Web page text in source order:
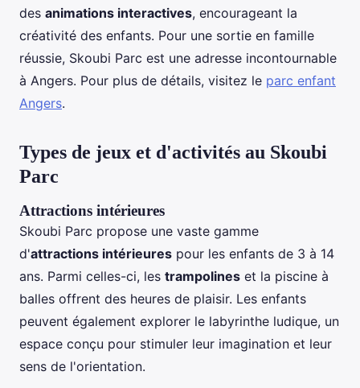
des animations interactives, encourageant la
créativité des enfants. Pour une sortie en famille
réussie, Skoubi Parc est une adresse incontournable
à Angers. Pour plus de détails, visitez le parc enfant
Angers.
Types de jeux et d'activités au Skoubi
Parc
Attractions intérieures
Skoubi Parc propose une vaste gamme
d'attractions intérieures pour les enfants de 3 à 14
ans. Parmi celles-ci, les trampolines et la piscine à
balles offrent des heures de plaisir. Les enfants
peuvent également explorer le labyrinthe ludique, un
espace conçu pour stimuler leur imagination et leur
sens de l'orientation.